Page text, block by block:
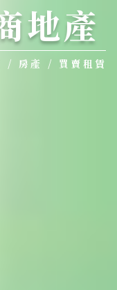
地產
/ 房產 / 買賣租賃